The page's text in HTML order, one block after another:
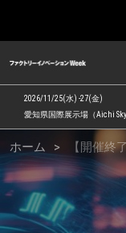
プ
し
進
む
to
close
menu.
【
2026/11/25(水) -27(金)
愛知県国際展示場（Aichi Sky
ホーム 【開催終
AI
面